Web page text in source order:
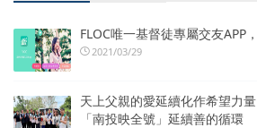
FLOC唯一基督徒專屬交友APP
2021/03/29
天上父親的愛延續化作希望力
「南投映全號」延續善的循環